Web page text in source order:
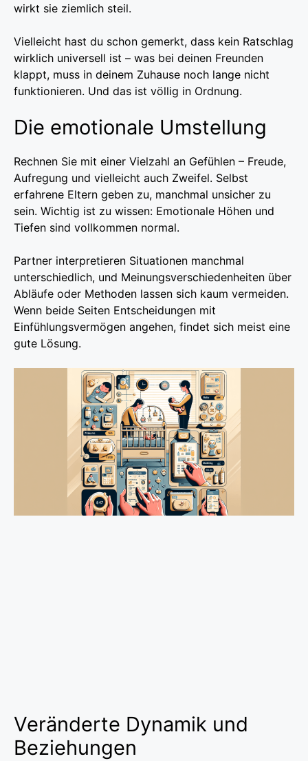
wirkt sie ziemlich steil.
Vielleicht hast du schon gemerkt, dass kein Ratschlag
wirklich universell ist – was bei deinen Freunden
klappt, muss in deinem Zuhause noch lange nicht
funktionieren. Und das ist völlig in Ordnung.
Die emotionale Umstellung
Rechnen Sie mit einer Vielzahl an Gefühlen – Freude,
Aufregung und vielleicht auch Zweifel. Selbst
erfahrene Eltern geben zu, manchmal unsicher zu
sein. Wichtig ist zu wissen: Emotionale Höhen und
Tiefen sind vollkommen normal.
Partner interpretieren Situationen manchmal
unterschiedlich, und Meinungsverschiedenheiten über
Abläufe oder Methoden lassen sich kaum vermeiden.
Wenn beide Seiten Entscheidungen mit
Einfühlungsvermögen angehen, findet sich meist eine
gute Lösung.
Veränderte Dynamik und
Beziehungen